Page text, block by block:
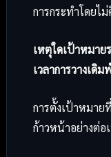
การกระทำโดยไ
เหตุใดเป้าหมาย
เวลาการวางเดิม
การตั้งเป้าหมาย
ก้าวหน้าอย่างต่อ